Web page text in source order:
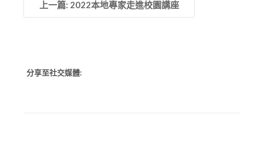
上一篇: 2022本地專家走進校園講座
分享至社交媒體: